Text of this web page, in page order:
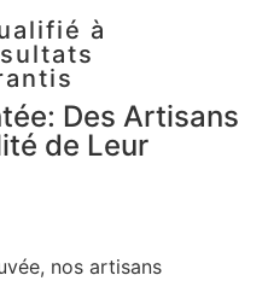
à
Des Artisans
de Leur
nos artisans